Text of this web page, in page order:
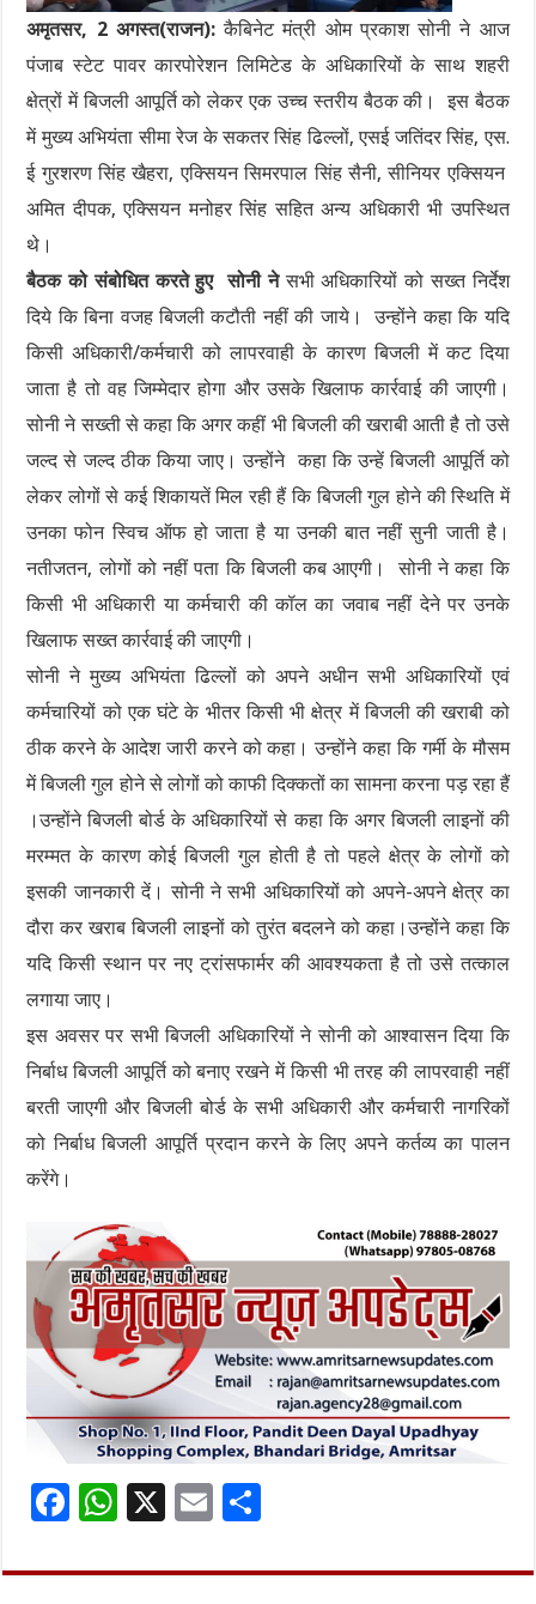
अमृतसर, 2 अगस्त(राजन):कैबिनेट मंत्री ओम प्रकाश सोनी ने आज
पंजाब स्टेट पावर कारपोरेशन लिमिटेड के अधिकारियों के साथ शहरी
क्षेत्रों में बिजली आपूर्ति को लेकर एक उच्च स्तरीय बैठक की। इस बैठक
में मुख्य अभियंता सीमा रेज के सकतर सिंह ढिल्लों, एसई जतिंदर सिंह, एस.
ई गुरशरण सिंह खैहरा, एक्सियन सिमरपाल सिंह सैनी, सीनियर एक्सियन
अमित दीपक, एक्सियन मनोहर सिंह सहित अन्य अधिकारी भी उपस्थित
थे।
बैठक को संबोधित करते हुए सोनी नेसभी अधिकारियों को सख्त निर्देश
दिये कि बिना वजह बिजली कटौती नहीं की जाये। उन्होंने कहा कि यदि
किसी अधिकारी/कर्मचारी को लापरवाही के कारण बिजली में कट दिया
जाता है तो वह जिम्मेदार होगा और उसके खिलाफ कार्रवाई की जाएगी।
सोनी ने सख्ती से कहा कि अगर कहीं भी बिजली की खराबी आती है तो उसे
जल्द से जल्द ठीक किया जाए। उन्होंने कहा कि उन्हें बिजली आपूर्ति को
लेकर लोगों से कई शिकायतें मिल रही हैं कि बिजली गुल होने की स्थिति में
उनका फोन स्विच ऑफ हो जाता है या उनकी बात नहीं सुनी जाती है।
नतीजतन, लोगों को नहीं पता कि बिजली कब आएगी। सोनी ने कहा कि
किसी भी अधिकारी या कर्मचारी की कॉल का जवाब नहीं देने पर उनके
खिलाफ सख्त कार्रवाई की जाएगी।
सोनी ने मुख्य अभियंता ढिल्लों को अपने अधीन सभी अधिकारियों एवं
कर्मचारियों को एक घंटे के भीतर किसी भी क्षेत्र में बिजली की खराबी को
ठीक करने के आदेश जारी करने को कहा। उन्होंने कहा कि गर्मी के मौसम
में बिजली गुल होने से लोगों को काफी दिक्कतों का सामना करना पड़ रहा हैं
।उन्होंने बिजली बोर्ड के अधिकारियों से कहा कि अगर बिजली लाइनों की
मरम्मत के कारण कोई बिजली गुल होती है तो पहले क्षेत्र के लोगों को
इसकी जानकारी दें। सोनी ने सभी अधिकारियों को अपने-अपने क्षेत्र का
दौरा कर खराब बिजली लाइनों को तुरंत बदलने को कहा।उन्होंने कहा कि
यदि किसी स्थान पर नए ट्रांसफार्मर की आवश्यकता है तो उसे तत्काल
लगाया जाए।
इस अवसर पर सभी बिजली अधिकारियों ने सोनी को आश्वासन दिया कि
निर्बाध बिजली आपूर्ति को बनाए रखने में किसी भी तरह की लापरवाही नहीं
बरती जाएगी और बिजली बोर्ड के सभी अधिकारी और कर्मचारी नागरिकों
को निर्बाध बिजली आपूर्ति प्रदान करने के लिए अपने कर्तव्य का पालन
करेंगे।
F
e
W
at
X
E
ai ar